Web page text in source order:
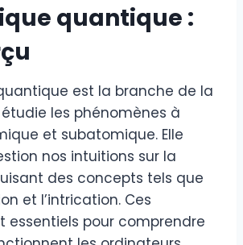
quantique :
est la branche de la
les phénomènes à
et subatomique. Elle
nos intuitions sur la
des concepts tels que
et l’intrication. Ces
essentiels pour comprendre